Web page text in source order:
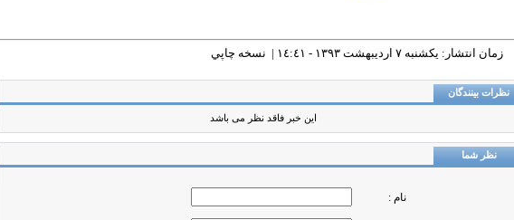
زمان انتشار: يکشنبه ٧ ارديبهشت ١٣٩٣ - ١٤:٤١ | نسخه چاپي
نظرات بینندگان
این خبر فاقد نظر می باشد
نظر شما
نام :